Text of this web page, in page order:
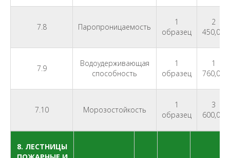
7.8 Паропроницаемость
1
образец
2
450,00
7.9
Водоудерживающая
способность
1
образец
1
760,00
7.10 Морозостойкость
1
образец
3
600,00
8. ЛЕСТНИЦЫ